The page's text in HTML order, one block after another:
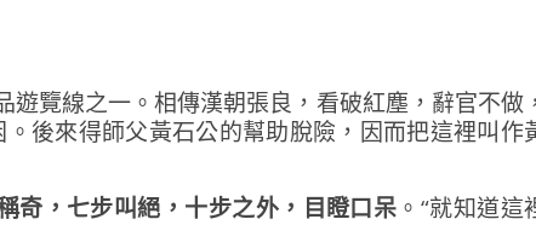
遊覽線之一。相傳漢朝張良，看破紅塵，辭官不做
後來得師父黃石公的幫助脫險，因而把這裡叫作
奇，七步叫絕，十步之外，目瞪口呆 。“就知道這